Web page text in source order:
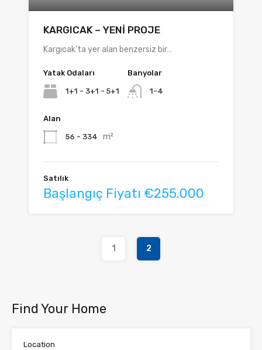
KARGICAK – YENİ PROJE
Kargıcak’ta yer alan benzersiz bir…
Yatak Odaları
1+1 - 3+1 - 5+1
Banyolar
1-4
Alan
56 - 334 m²
Satılık
Başlangıç Fiyatı €255.000
1 2
Find Your Home
Location